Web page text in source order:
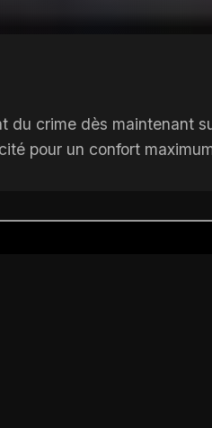
du crime dès maintenant
pour un confort